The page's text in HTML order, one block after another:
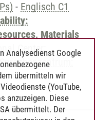
- Englisch C1
Materials
Center:
Analysedienst Google
übermitteln wir
(YouTube,
anzuzeigen. Diese
übermittelt. Der